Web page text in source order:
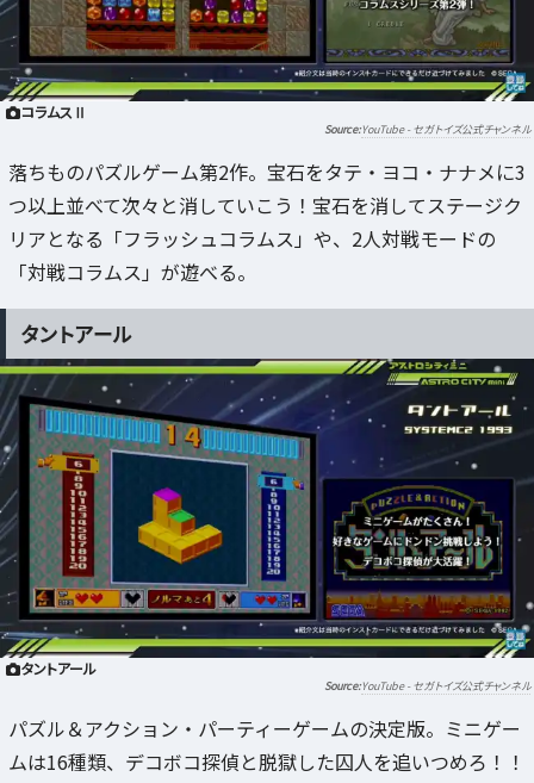
コラムスⅡ
YouTube - セガトイズ公式チャンネル
落ちものパズルゲーム第2作。宝石をタテ・ヨコ・ナナメに3
つ以上並べて次々と消していこう！宝石を消してステージク
リアとなる「フラッシュコラムス」や、2人対戦モードの
「対戦コラムス」が遊べる。
タントアール
タントアール
YouTube - セガトイズ公式チャンネル
パズル＆アクション・パーティーゲームの決定版。ミニゲー
ムは16種類、デコボコ探偵と脱獄した囚人を追いつめろ！！